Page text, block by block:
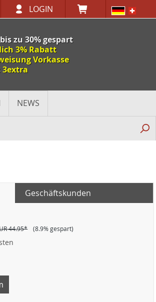
LOGIN
zu 30% gespart
3% Rabatt
Vorkasse
3extra
NEWS
Geschäftskunden
44.95* (8.9% gespart)